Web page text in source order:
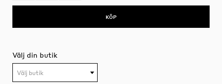
KÖP
Välj din butik
Välj butik